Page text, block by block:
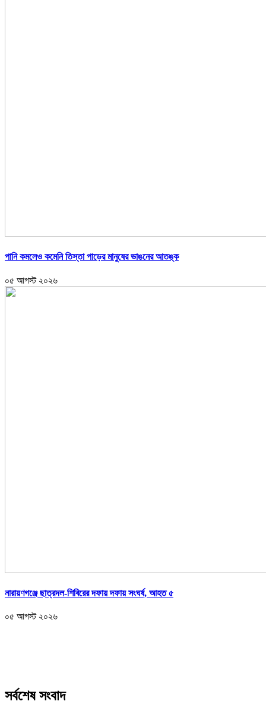
পানি কমলেও কমেনি তিস্তা পাড়ের মানুষের ভাঙনের আতঙ্ক
০৫ আগস্ট ২০২৬
নারায়ণগঞ্জে ছাত্রদল-শিবিরের দফায় দফায় সংঘর্ষ, আহত ৫
০৫ আগস্ট ২০২৬
সর্বশেষ সংবাদ